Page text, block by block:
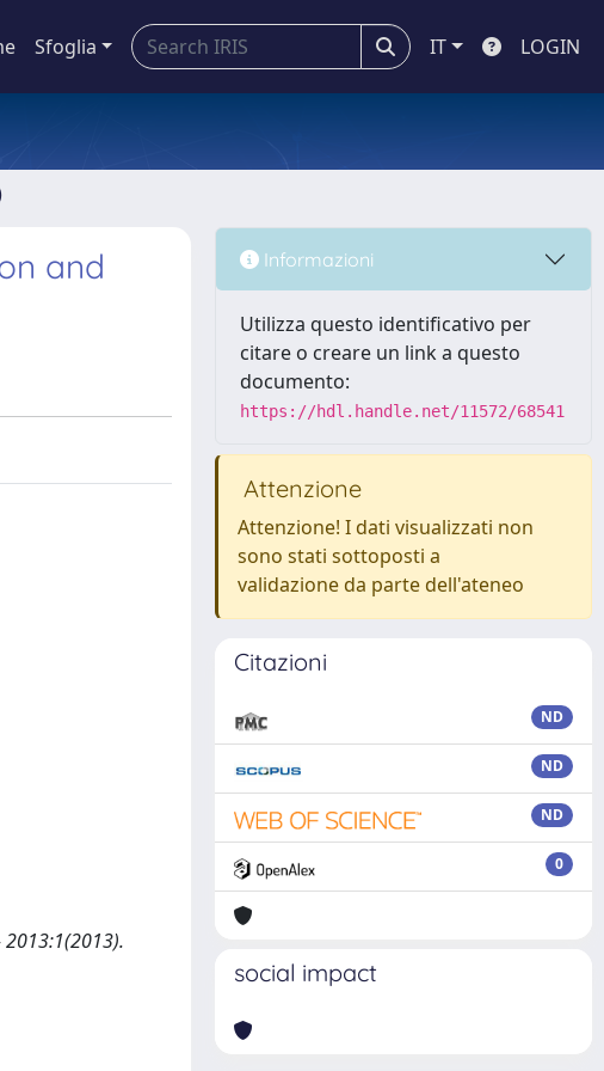
Sfoglia IT LOGIN
and
2013:1(2013).
Informazioni
Utilizza questo identificativo per
citare o creare un link a questo
documento:
https://hdl.handle.net/11572/68541
Attenzione
Attenzione! I dati visualizzati non
sono stati sottoposti a
validazione da parte dell'ateneo
Citazioni
ND
ND
ND
0
social impact